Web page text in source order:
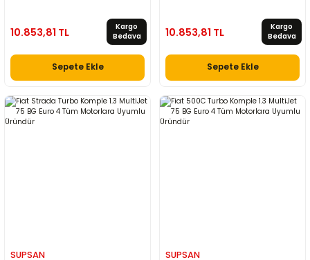
10.853,81 TL
Kargo
Bedava
Sepete Ekle
10.853,81 TL
Kargo
Bedava
Sepete Ekle
SUPSAN SUPSAN